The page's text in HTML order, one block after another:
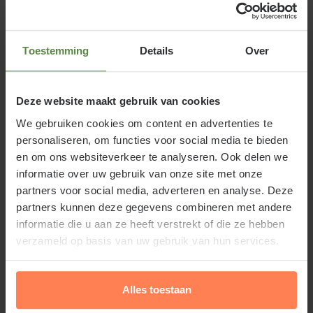
Toestemming Details Over
Deze website maakt gebruik van cookies
We gebruiken cookies om content en advertenties te
personaliseren, om functies voor social media te bieden
en om ons websiteverkeer te analyseren. Ook delen we
informatie over uw gebruik van onze site met onze
partners voor social media, adverteren en analyse. Deze
partners kunnen deze gegevens combineren met andere
informatie die u aan ze heeft verstrekt of die ze hebben
verzameld op basis van uw gebruik van hun services.
Alles toestaan
Silberspinne zien er in de winter ook prachtig uit als
sneeuw. Sinensis kleine silberspinne prachtriet is
siergras.
Standplaats Miscanthus Kleine
Silberspinne
Miscanthus sinensis heeft het liefst een zonnige
standplaats in een goed doorlaatbare, humusrijke
Lees meer